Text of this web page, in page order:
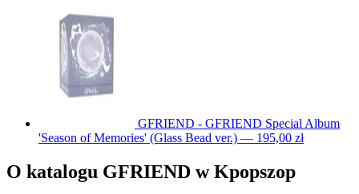
GFRIEND - GFRIEND Special Album
'Season of Memories' (Glass Bead ver.) — 195,00 zł
O katalogu GFRIEND w Kpopszop